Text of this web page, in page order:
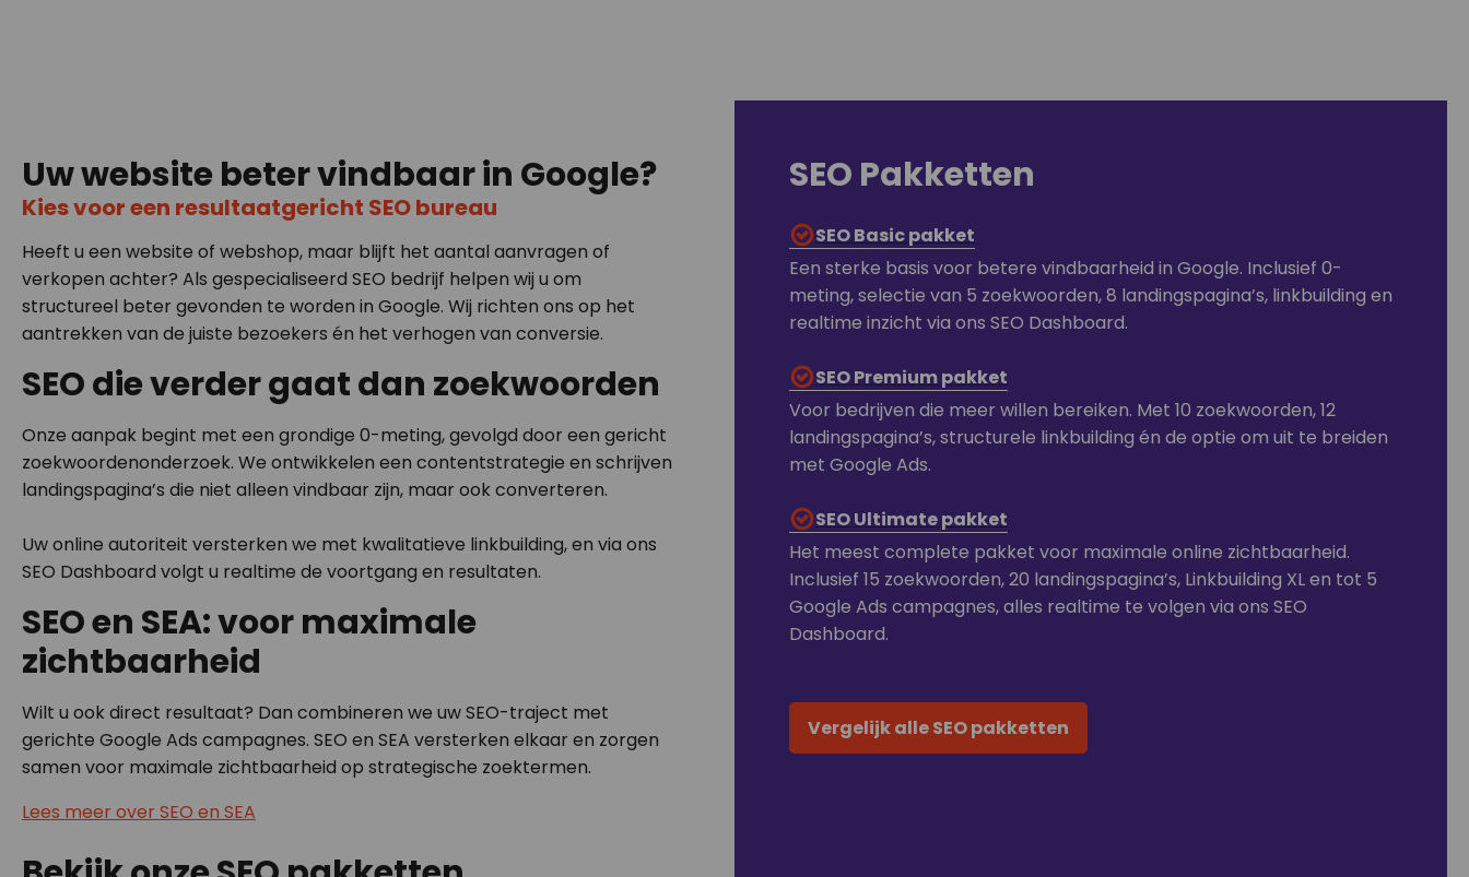
Uw website beter vindbaar in Google?
Kies voor een resultaatgericht SEO bureau
Heeft u een website of webshop, maar blijft het aantal aanvragen of
verkopen achter? Als gespecialiseerd SEO bedrijf helpen wij u om
structureel beter gevonden te worden in Google. Wij richten ons op het
aantrekken van de juiste bezoekers én het verhogen van conversie.
SEO die verder gaat dan zoekwoorden
Onze aanpak begint met een grondige 0-meting, gevolgd door een gericht
zoekwoordenonderzoek. We ontwikkelen een contentstrategie en schrijven
landingspagina’s die niet alleen vindbaar zijn, maar ook converteren.
Uw online autoriteit versterken we met kwalitatieve linkbuilding, en via ons
SEO Dashboard volgt u realtime de voortgang en resultaten.
SEO en SEA: voor maximale
zichtbaarheid
Wilt u ook direct resultaat? Dan combineren we uw SEO-traject met
gerichte Google Ads campagnes. SEO en SEA versterken elkaar en zorgen
samen voor maximale zichtbaarheid op strategische zoektermen.
Lees meer over SEO en SEA
SEO Pakketten
SEO Basic pakket
Een sterke basis voor betere vindbaarheid in Google. Inclusief 0-
meting, selectie van 5 zoekwoorden, 8 landingspagina’s, linkbuilding en
realtime inzicht via ons SEO Dashboard.
SEO Premium pakket
Voor bedrijven die meer willen bereiken. Met 10 zoekwoorden, 12
landingspagina’s, structurele linkbuilding én de optie om uit te breiden
met Google Ads.
SEO Ultimate pakket
Het meest complete pakket voor maximale online zichtbaarheid.
Inclusief 15 zoekwoorden, 20 landingspagina’s, Linkbuilding XL en tot 5
Google Ads campagnes, alles realtime te volgen via ons SEO
Dashboard.
Vergelijk alle SEO pakketten